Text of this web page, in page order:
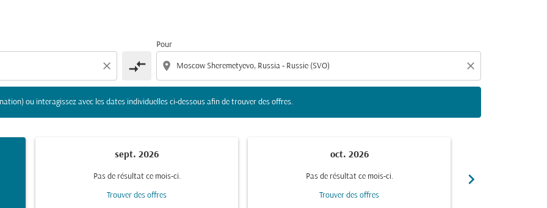
close compare_arrows
Pour
location_on close
ou interagissez avec les dates individuelles ci-dessous afin de trouver des offres.
sept. 2026
Pas de résultat ce mois-ci.
Trouver des offres
oct. 2026
Pas de résultat ce mois-ci.
Trouver des offres
chevron_right